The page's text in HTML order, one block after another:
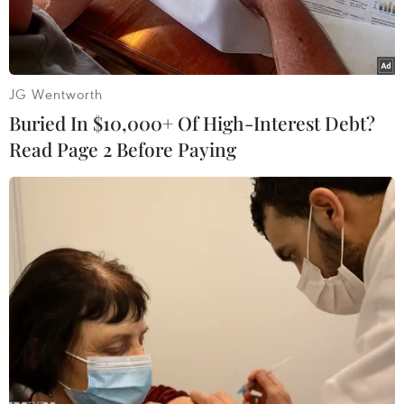
Bên trong bệnh viện dã chiến 620 giường đã cơ bản được lắp
đặt xong. (Ảnh: Danh Lam- TTXVN)
Theo thông tin từ bộ phận công tác đặc biệt của
Bộ Y tế tại Bắc Giang, đến đầu giờ chiều 25/5 tại
Bắc Giang đã ghi nhận thêm hơn 300 trường
JG Wentworth
Buried In $10,000+ Of High-Interest Debt?
Read Page 2 Before Paying